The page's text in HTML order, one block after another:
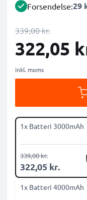
Forsendelse:29
339,00 kr.
322,05
inkl. moms
1x Batteri 3000mAh
322,05 kr.
339,00 kr.
1x Batteri 4000mAh